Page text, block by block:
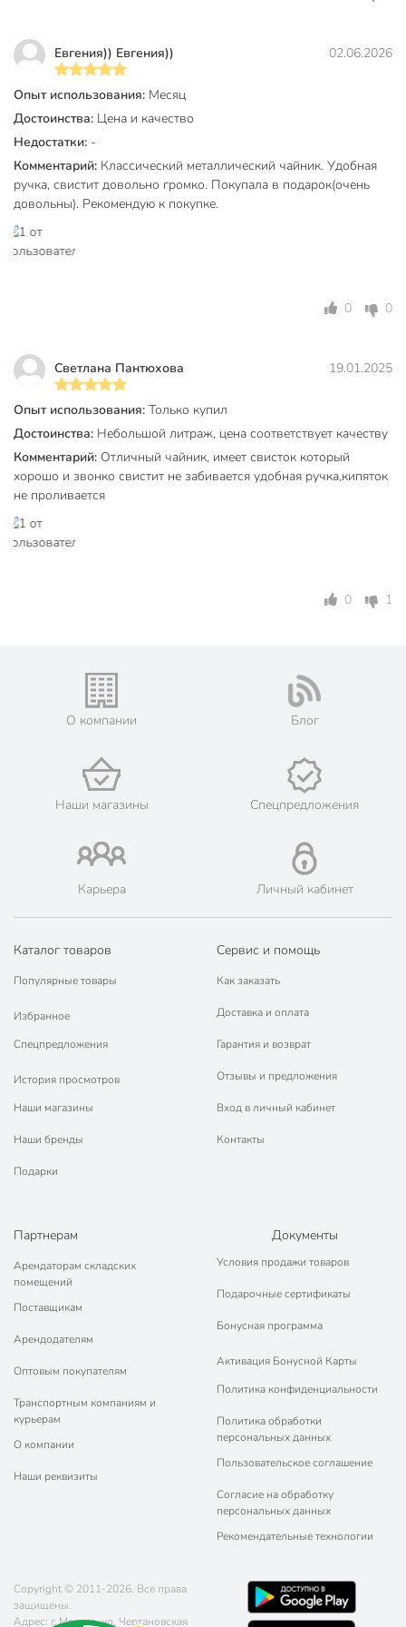
Модель совместима с газовыми, электрическими и
стеклокерамическими плитами. Для индукции не заявлен
производителем.
Как ухаживать за зеркальной нержавеющей сталью?
Достаточно протирать мягкой губкой без абразивов, не
использовать агрессивные чистящие средства. Зеркальная
поверхность устойчива к потускнению.
Техническая информация
Страна производства
Материал корпуса
Эмалированное покрытие
без
эмалированного
Со свистком
с капсульным
дном
без рисунков
серебристый
Совместимые плиты
стеклокерамических
плит
плит
без фильтра в
носике
Артикул производителя
11371
Гарантия производителя, мес
24
Вес в упаковке
790 г
Габариты упаковки
24 x 21 x 21 см
Евгения)) Евгения)) 02.06.2026
Опыт использования: Месяц
Достоинства: Цена и качество
Недостатки: -
Комментарий: Классический металлический чайник. Удобная
ручка, свистит довольно громко. Покупала в подарок(очень
довольны). Рекомендую к покупке.
0 0
Светлана Пантюхова 19.01.2025
Опыт использования: Только купил
Достоинства: Небольшой литраж, цена соответствует качеству
Комментарий: Отличный чайник, имеет свисток который
хорошо и звонко свистит не забивается удобная ручка,кипяток
не проливается
0 1
О компании Блог
Наши магазины Спецпредложения
Карьера Личный кабинет
Каталог товаров
Популярные товары
Избранное
Спецпредложения
История просмотров
Наши магазины
Наши бренды
Подарки
Сервис и помощь
Как заказать
Доставка и оплата
Гарантия и возврат
Отзывы и предложения
Вход в личный кабинет
Контакты
Партнерам
Арендаторам складских
помещений
Поставщикам
Арендодателям
Оптовым покупателям
Транспортным компаниям и
курьерам
О компании
Наши реквизиты
Документы
Условия продажи товаров
Подарочные сертификаты
Бонусная программа
Активация Бонусной Карты
Политика конфиденциальности
Политика обработки
персональных данных
Пользовательское соглашение
Согласие на обработку
персональных данных
Рекомендательные технологии
Copyright © 2011-2026. Все права
защищены.
Адрес: г. Москва, ул. Чертановская